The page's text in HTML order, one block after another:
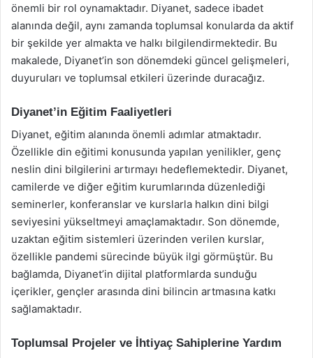
önemli bir rol oynamaktadır. Diyanet, sadece ibadet
alanında değil, aynı zamanda toplumsal konularda da aktif
bir şekilde yer almakta ve halkı bilgilendirmektedir. Bu
makalede, Diyanet’in son dönemdeki güncel gelişmeleri,
duyuruları ve toplumsal etkileri üzerinde duracağız.
Diyanet’in Eğitim Faaliyetleri
Diyanet, eğitim alanında önemli adımlar atmaktadır.
Özellikle din eğitimi konusunda yapılan yenilikler, genç
neslin dini bilgilerini artırmayı hedeflemektedir. Diyanet,
camilerde ve diğer eğitim kurumlarında düzenlediği
seminerler, konferanslar ve kurslarla halkın dini bilgi
seviyesini yükseltmeyi amaçlamaktadır. Son dönemde,
uzaktan eğitim sistemleri üzerinden verilen kurslar,
özellikle pandemi sürecinde büyük ilgi görmüştür. Bu
bağlamda, Diyanet’in dijital platformlarda sunduğu
içerikler, gençler arasında dini bilincin artmasına katkı
sağlamaktadır.
Toplumsal Projeler ve İhtiyaç Sahiplerine Yardım